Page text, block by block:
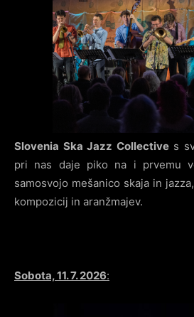
Slovenia Ska Jazz Collectives
pri nas daje piko na i prvemu
samosvojo mešanico skaja in
kompozicij in aranžmajev.
Sobota, 11. 7. 2026: